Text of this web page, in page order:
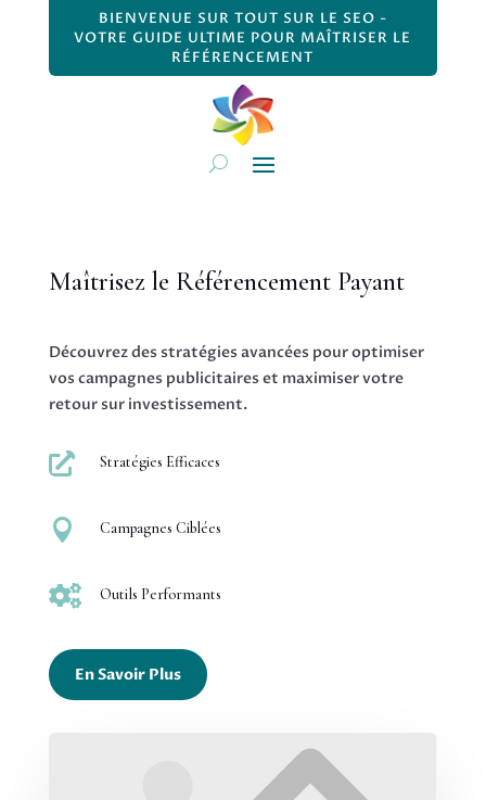
BIENVENUE SUR TOUT SUR LE SEO -
VOTRE GUIDE ULTIME POUR MAÎTRISER LE
RÉFÉRENCEMENT
Maîtrisez le Référencement Payant
Découvrez des stratégies avancées pour optimiser
vos campagnes publicitaires et maximiser votre
retour sur investissement.
 Stratégies Efficaces
 Campagnes Ciblées
 Outils Performants
En Savoir Plus